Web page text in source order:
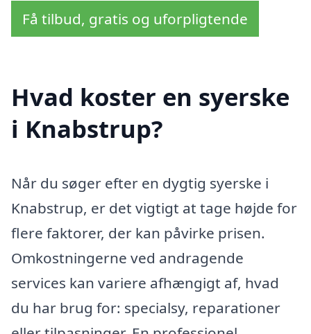
Få tilbud, gratis og uforpligtende
Hvad koster en syerske
i Knabstrup?
Når du søger efter en dygtig syerske i
Knabstrup, er det vigtigt at tage højde for
flere faktorer, der kan påvirke prisen.
Omkostningerne ved andragende
services kan variere afhængigt af, hvad
du har brug for: specialsy, reparationer